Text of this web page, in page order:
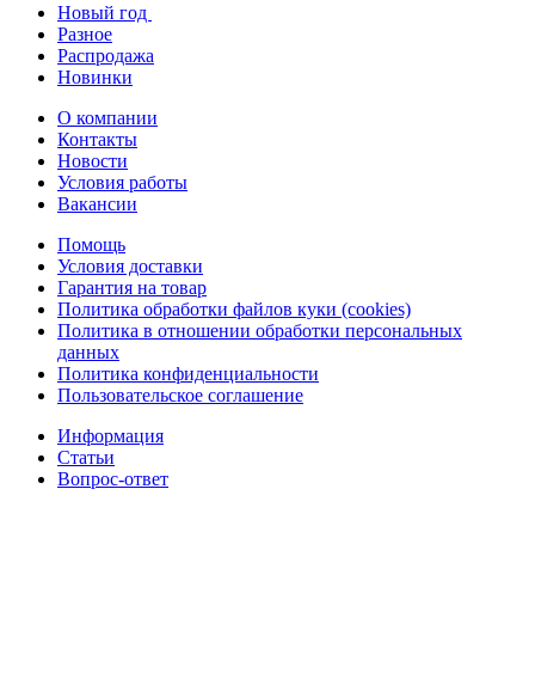
Новый год
Разное
Распродажа
Новинки
О компании
Контакты
Новости
Условия работы
Вакансии
Помощь
Условия доставки
Гарантия на товар
Политика обработки файлов куки (cookies)
Политика в отношении обработки персональных
данных
Политика конфиденциальности
Пользовательское соглашение
Информация
Статьи
Вопрос-ответ